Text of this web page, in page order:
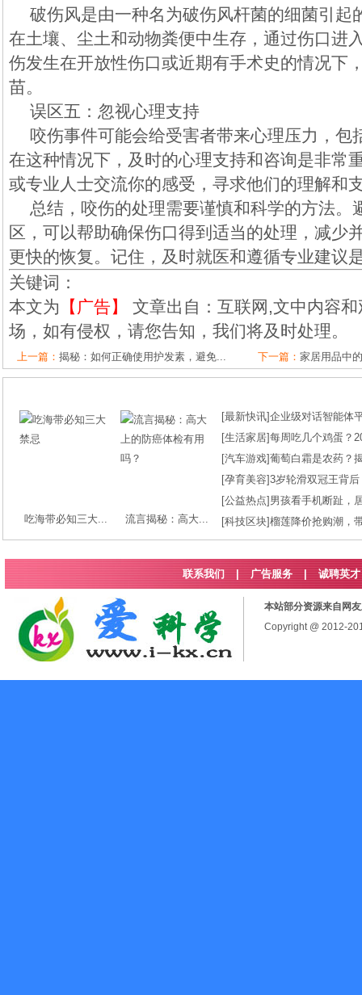
破伤风是由一种名为破伤风杆菌的细菌引起
在土壤、尘土和动物粪便中生存，通过伤口进
伤发生在开放性伤口或近期有手术史的情况下
苗。
误区五：忽视心理支持
咬伤事件可能会给受害者带来心理压力，包
在这种情况下，及时的心理支持和咨询是非常
或专业人士交流你的感受，寻求他们的理解和
总结，咬伤的处理需要谨慎和科学的方法。
区，可以帮助确保伤口得到适当的处理，减少
更快的恢复。记住，及时就医和遵循专业建议
关键词：
本文为 【广告】
文章出自：互联网,文中内容
场，如有侵权，请您告知，我们将及时处理。
上一篇： 揭秘：如何正确使用护发素，避免... 下一篇： 家居用品中
吃海带必知三大... 流言揭秘：高大...
[最新快讯]企业级对话智能体
[生活家居]每周吃几个鸡蛋？
[汽车游戏]葡萄白霜是农药？
[孕育美容]3岁轮滑双冠王背
[公益热点] 男孩看手机断趾，
[科技区块]榴莲降价抢购潮，
联系我们 广告服务 | 诚聘英才
本站部分资源来自网
Copyright @ 2012-